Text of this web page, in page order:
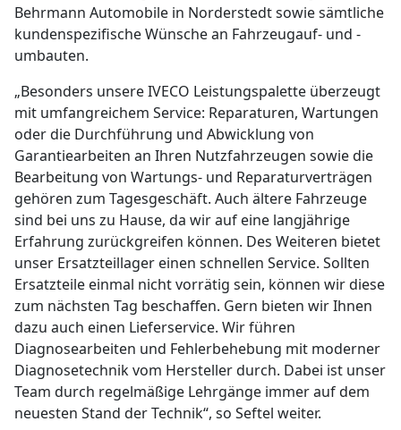
Behrmann Automobile in Norderstedt sowie sämtliche
kundenspezifische Wünsche an Fahrzeugauf- und -
umbauten.
„Besonders unsere IVECO Leistungspalette überzeugt
mit umfangreichem Service: Reparaturen, Wartungen
oder die Durchführung und Abwicklung von
Garantiearbeiten an Ihren Nutzfahrzeugen sowie die
Bearbeitung von Wartungs- und Reparaturverträgen
gehören zum Tagesgeschäft. Auch ältere Fahrzeuge
sind bei uns zu Hause, da wir auf eine langjährige
Erfahrung zurückgreifen können. Des Weiteren bietet
unser Ersatzteillager einen schnellen Service. Sollten
Ersatzteile einmal nicht vorrätig sein, können wir diese
zum nächsten Tag beschaffen. Gern bieten wir Ihnen
dazu auch einen Lieferservice. Wir führen
Diagnosearbeiten und Fehlerbehebung mit moderner
Diagnosetechnik vom Hersteller durch. Dabei ist unser
Team durch regelmäßige Lehrgänge immer auf dem
neuesten Stand der Technik“, so Seftel weiter.